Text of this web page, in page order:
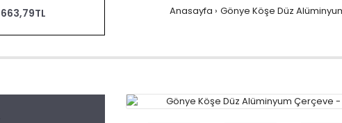
663,79TL Anasayfa Gönye Köşe Düz